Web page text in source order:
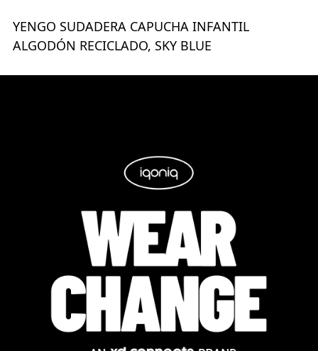
YENGO SUDADERA CAPUCHA INFANTIL
ALGODÓN RECICLADO, SKY BLUE